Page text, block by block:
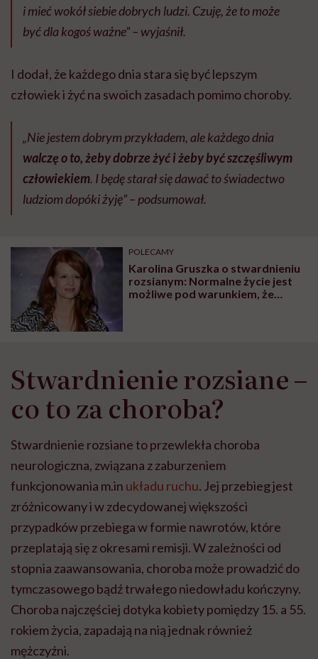
i mieć wokół siebie dobrych ludzi. Czuję, że to może
być dla kogoś ważne” – wyjaśnił.
I dodał, że każdego dnia stara się być lepszym
człowiek i żyć na swoich zasadach pomimo choroby.
„Nie jestem dobrym przykładem, ale każdego dnia
walczę o to, żeby dobrze żyć i żeby być szczęśliwym
człowiekiem. I będę starał się dawać to świadectwo
ludziom dopóki żyję” – podsumował.
POLECAMY
Karolina Gruszka o stwardnieniu
rozsianym: Normalne życie jest
możliwe pod warunkiem, że
Stwardnienie rozsiane –
co to za choroba?
Stwardnienie rozsiane to przewlekła choroba
neurologiczna, związana z zaburzeniem
funkcjonowania m.in układu ruchu. Jej przebieg jest
zróżnicowany i w zdecydowanej większości
przypadków przebiega w formie nawrotów, które
przeplatają się z okresami remisji. W zależności od
stopnia zaawansowania, choroba może prowadzić do
tymczasowego bądź trwałego niedowładu kończyny.
Choroba najczęściej dotyka kobiety pomiędzy 15. a 55.
rokiem życia, zapadają na nią jednak również
mężczyźni.